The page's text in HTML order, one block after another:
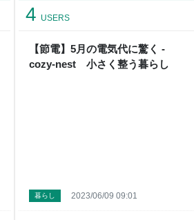
【節電】5月の電気代に驚く -
cozy-nest 小さく整う暮らし
4 USERS
暮らし 2023/06/09 09:01